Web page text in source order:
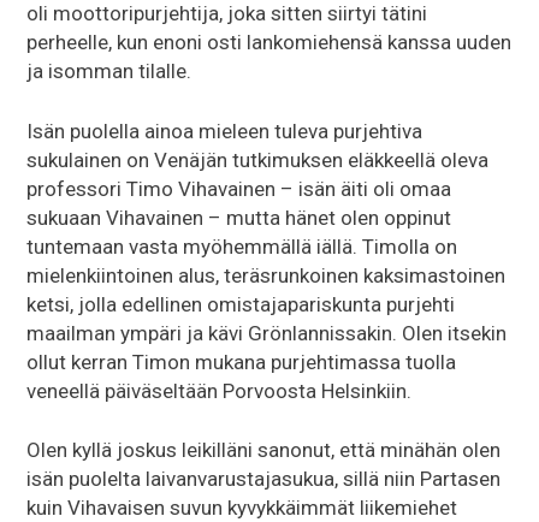
oli moottoripurjehtija, joka sitten siirtyi tätini
perheelle, kun enoni osti lankomiehensä kanssa uuden
ja isomman tilalle.
Isän puolella ainoa mieleen tuleva purjehtiva
sukulainen on Venäjän tutkimuksen eläkkeellä oleva
professori Timo Vihavainen – isän äiti oli omaa
sukuaan Vihavainen – mutta hänet olen oppinut
tuntemaan vasta myöhemmällä iällä. Timolla on
mielenkiintoinen alus, teräsrunkoinen kaksimastoinen
ketsi, jolla edellinen omistajapariskunta purjehti
maailman ympäri ja kävi Grönlannissakin. Olen itsekin
ollut kerran Timon mukana purjehtimassa tuolla
veneellä päiväseltään Porvoosta Helsinkiin.
Olen kyllä joskus leikilläni sanonut, että minähän olen
isän puolelta laivanvarustajasukua, sillä niin Partasen
kuin Vihavaisen suvun kyvykkäimmät liikemiehet